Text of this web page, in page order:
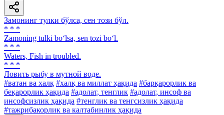
Замонинг тулки бўлса, сен този бўл.
* * *
Zamoning tulki bo‘lsa, sen tozi bo‘l.
* * *
Waters, Fish in troubled.
* * *
Ловить рыбу в мутной воде.
#ватан ва халқ #халқ ва миллат ҳақида #барқарорлик ва
беқарорлик ҳақида #адолат, тенглик #адолат, инсоф ва
инсофсизлик ҳақида #тенглик ва тенгсизлик ҳақида
#тажрибакорлик ва калтабинлик ҳақида